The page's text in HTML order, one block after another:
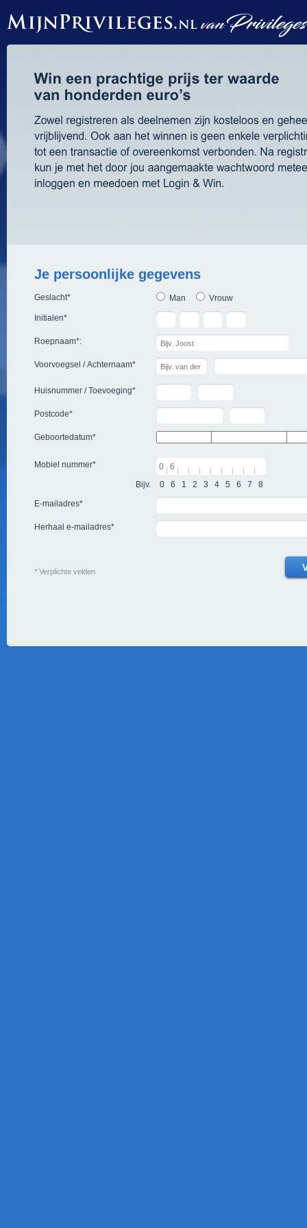
Je persoonlijke gegevens
Geslacht* Man Vrouw
Initialen*
Roepnaam*:
Voorvoegsel / Achternaam*
Huisnummer / Toevoeging*
Postcode*
Geboortedatum*
Mobiel nummer*
Bijv. 0 6 1 2 3 4 5 6 7
8
E-mailadres*
Herhaal e-mailadres*
*Verplichte velden